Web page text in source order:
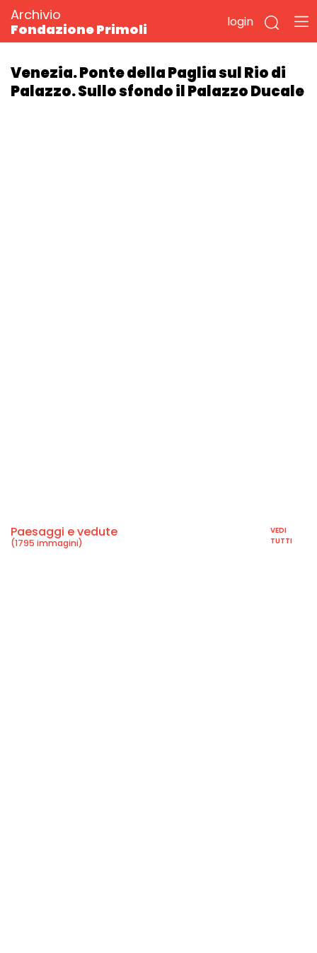
Archivio
Fondazione Primoli
login
Venezia. Ponte della Paglia sul Rio di
Palazzo. Sullo sfondo il Palazzo Ducale
Paesaggi e vedute
(1795 immagini)
VEDI
TUTTI